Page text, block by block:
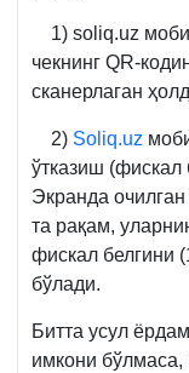
1) soliq.uz
чекнинг QR-
сканерлаган
2) Soliq.uz
ўтказиш (фискал
Экранда
та рақам,
фискал белгини
бўлади.
Битта усул
имкони бўлмаса,